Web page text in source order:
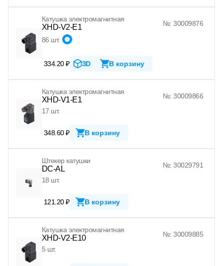
Катушка электромагнитная
XHD-V2-E1 №: 30009876
86 шт.
334.20 ₽ 3D В корзину
Катушка электромагнитная
XHD-V1-E1
№: 30009866
17 шт.
348.60 ₽ В корзину
Штекер катушки
DC-AL
№: 30029791
18 шт.
121.20 ₽ В корзину
Катушка электромагнитная
XHD-V2-E10
№: 30009885
5 шт.